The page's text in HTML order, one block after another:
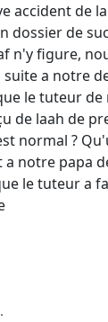
de
dossier de
n'y figure,
a notre
le tuteur
de laah de
normal ?
notre papa
le tuteur a